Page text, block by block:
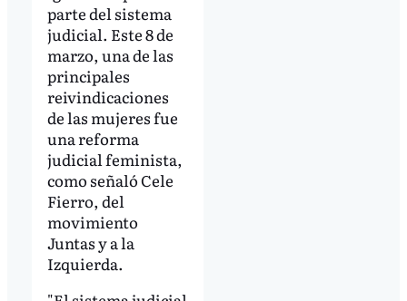
parte del sistema
judicial. Este 8 de
marzo, una de las
principales
reivindicaciones
de las mujeres fue
una reforma
judicial feminista,
como señaló Cele
Fierro, del
movimiento
Juntas y a la
Izquierda.